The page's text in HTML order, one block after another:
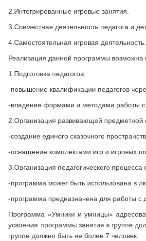
2.Интегрированные игровые занятия.
3.Совместная деятельность педагога и
4.Самостоятельная игровая деятельность.
Реализация данной программы возможна
1.Подготовка педагогов:
-повышение квалификации педагогов
-владение формами и методами работы с
2.Организация развивающей предметной
-создание единого сказочного
-оснащение комплектами игр и игровых
3.Организация педагогического процесса
-программа может быть использована в
-программа предназначена для работы с
Программа «Умники и умницы»
усвоения программы занятия в группе
группе должно быть не более 7 человек.